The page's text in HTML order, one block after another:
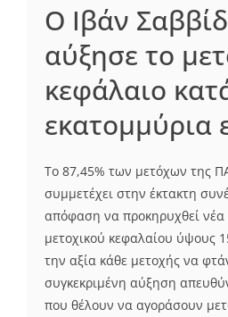
Ο Ιβάν
αύξησε το
κεφάλαιο
εκατομμύρια
Το 87,45% των μετόχων της
συμμετέχει στην έκτακτη
απόφαση να προκηρυχθεί νέα
μετοχικού κεφαλαίου ύψους
την αξία κάθε μετοχής να
συγκεκριμένη αύξηση
που θέλουν να αγοράσουν